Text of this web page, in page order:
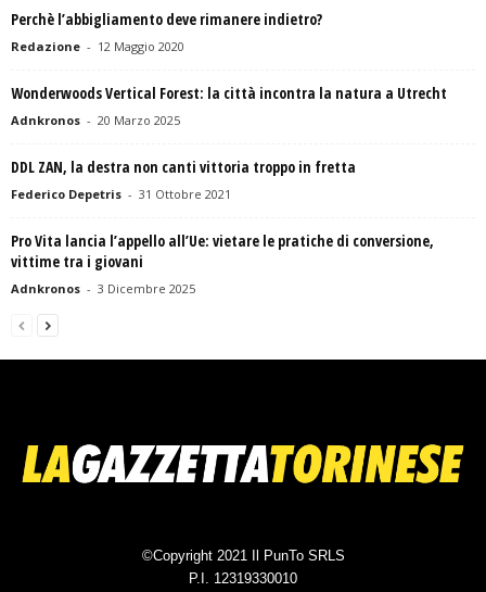
Perchè l’abbigliamento deve rimanere indietro?
Redazione - 12 Maggio 2020
Wonderwoods Vertical Forest: la città incontra la natura a Utrecht
Adnkronos - 20 Marzo 2025
DDL ZAN, la destra non canti vittoria troppo in fretta
Federico Depetris - 31 Ottobre 2021
Pro Vita lancia l’appello all’Ue: vietare le pratiche di conversione,
vittime tra i giovani
Adnkronos - 3 Dicembre 2025
©Copyright 2021 Il PunTo SRLS
P.I. 12319330010